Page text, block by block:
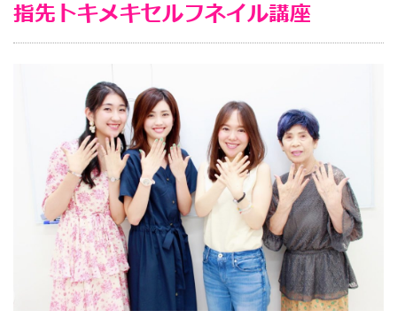
指先トキメキセルフネイル講座